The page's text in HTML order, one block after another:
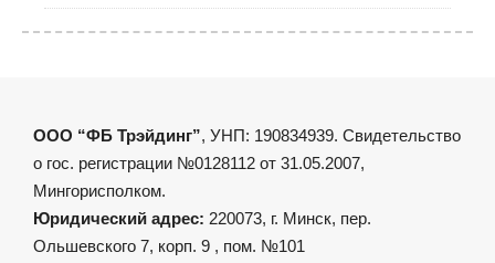
ООО “ФБ Трэйдинг”, УНП: 190834939. Свидетельство
о гос. регистрации №0128112 от 31.05.2007,
Мингорисполком.
Юридический адрес: 220073, г. Минск, пер.
Ольшевского 7, корп. 9 , пом. №101